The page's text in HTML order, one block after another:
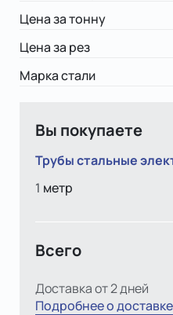
Цена за тонну
Цена за рез
Марка стали
Вы покупаете
Трубы стальные
1 метр
Всего
Доставка от 2 дней
Подробнее о доставке